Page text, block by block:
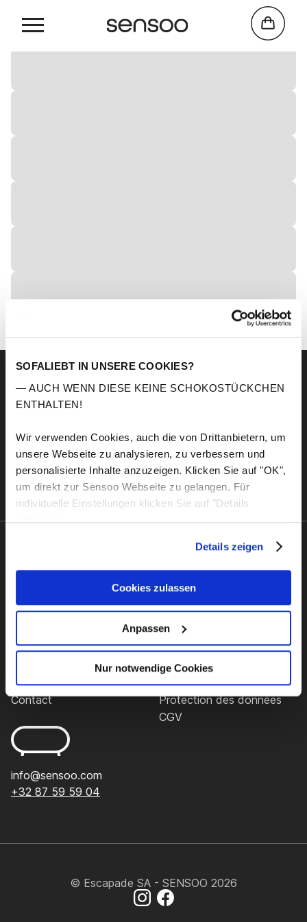
SOFALIEBT IN UNSERE COOKIES?
— AUCH WENN DIESE KEINE SCHOKOSTÜCKCHEN
ENTHALTEN!
Wir verwenden Cookies, auch die von Drittanbietern, um
unsere Webseite zu analysieren, zu verbessern und
personalisierte Inhalte anzuzeigen. Klicken Sie auf "OK",
um direkt zur Sensoo Webseite zu gelangen. Für
individuelle Einstellungen klicken Sie auf "Details
anzeigen".
Details zeigen
Cookies zulassen
Anpassen
Nur notwendige Cookies
Durabilité
Conseils
Showroom
Support
Paiement & livraison
FAQ
Contact
Liens importants
Mentions légales
Droit de rétractation
Protection des données
CGV
info@sensoo.com
+32 87 59 59 04
© Escapade SA - SENSOO 2026